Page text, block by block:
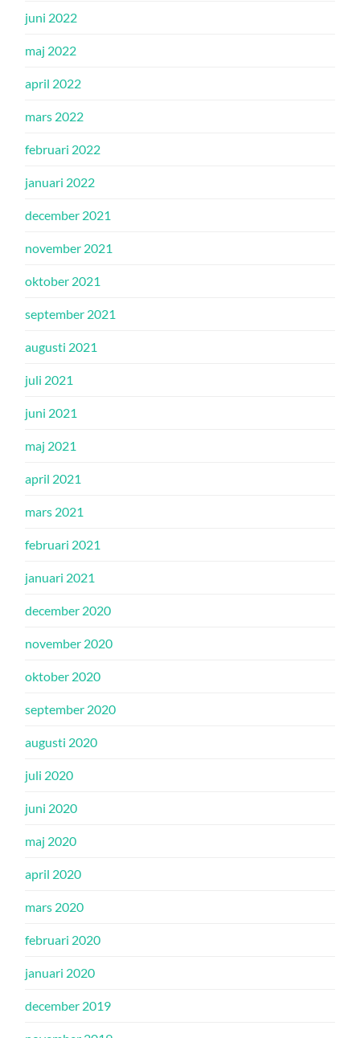
juni 2022
maj 2022
april 2022
mars 2022
februari 2022
januari 2022
december 2021
november 2021
oktober 2021
september 2021
augusti 2021
juli 2021
juni 2021
maj 2021
april 2021
mars 2021
februari 2021
januari 2021
december 2020
november 2020
oktober 2020
september 2020
augusti 2020
juli 2020
juni 2020
maj 2020
april 2020
mars 2020
februari 2020
januari 2020
december 2019